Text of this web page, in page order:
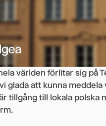
världen förlitar sig på
glada att kunna
tillgång till lokala polska